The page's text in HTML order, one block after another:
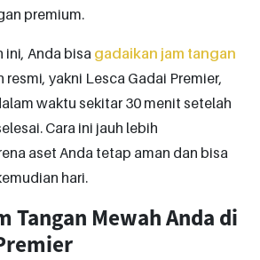
premium.
ini, Anda bisagadaikan jam tangan
yakni Lesca Gadai Premier,
waktu sekitar 30 menit setelah
Cara ini jauh lebih
aset Anda tetap aman dan bisa
hari.
Tangan Mewah Anda di